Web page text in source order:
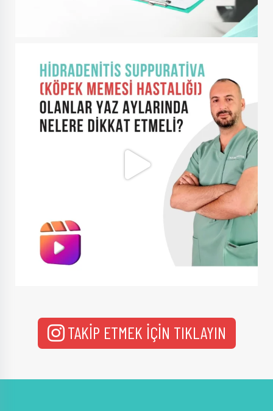
TAKİP ETMEK İÇİN TIKLAYIN